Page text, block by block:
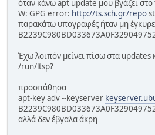
όταν κάνω apt update μου βγάζει στο
W: GPG error: http://ts.sch.gr/repo
παρακάτω υπογραφές ήταν μη
Έχω λοιπόν μείνει πίσω στα updates
/run/ltsp?
προσπάθησα
apt-key adv --keyserver
αλλά δεν έβγαλα άκρη